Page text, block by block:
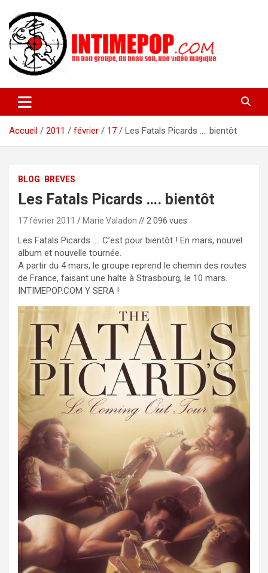
contenu
intimepop.com
actuelles pop rock, post-rock, indé sur Lyon. rock pop concert
lyon
Accueil
2011 février 17 Les Fatals Picards …. bientôt
BLOG BREVES
Les Fatals Picards …. bientôt
17 février 2011 Marie Valadon // 2 096 vues
Les Fatals Picards …. C’est pour bientôt ! En mars, nouvel
album et nouvelle tournée.
A partir du 4 mars, le groupe reprend le chemin des routes
de France, faisant une halte à Strasbourg, le 10 mars.
INTIMEPOP.COM Y SERA !